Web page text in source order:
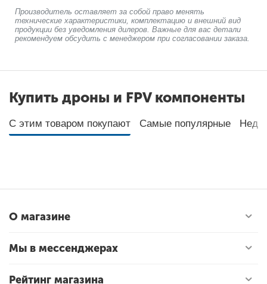
Производитель оставляет за собой право менять
технические характеристики, комплектацию и внешний вид
продукции без уведомления дилеров. Важные для вас детали
рекомендуем обсудить с менеджером при согласовании заказа.
Купить дроны и FPV компоненты
С этим товаром покупают Самые популярные
О магазине
Мы в мессенджерах
Рейтинг магазина